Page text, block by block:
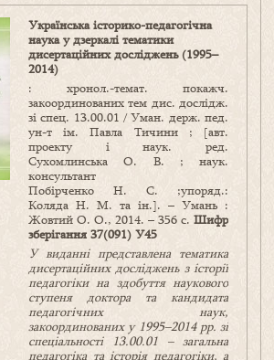
Українська історико-педагогічна
наука у дзеркалі тематики
дисертаційних досліджень (1995–
2014)
: хронол.-темат. покажч.
закоординованих тем дис. дослідж.
зі спец. 13.00.01 / Уман. держ. пед.
ун-т ім. Павла Тичини ; [авт.
проекту і наук. ред.
Сухомлинська О. В. ; наук.
консультант
Побірченко Н. С. ;упоряд.:
Коляда Н. М. та ін.]. – Умань :
Жовтий О. О., 2014. – 356 с. Шифр
зберігання 37(091) У45
У виданні представлена тематика
дисертаційних досліджень з історії
педагогіки на здобуття наукового
ступеня доктора та кандидата
педагогічних наук,
закоординованих у 1995–2014 рр. зі
спеціальності 13.00.01 – загальна
педагогіка та історія педагогіки, а